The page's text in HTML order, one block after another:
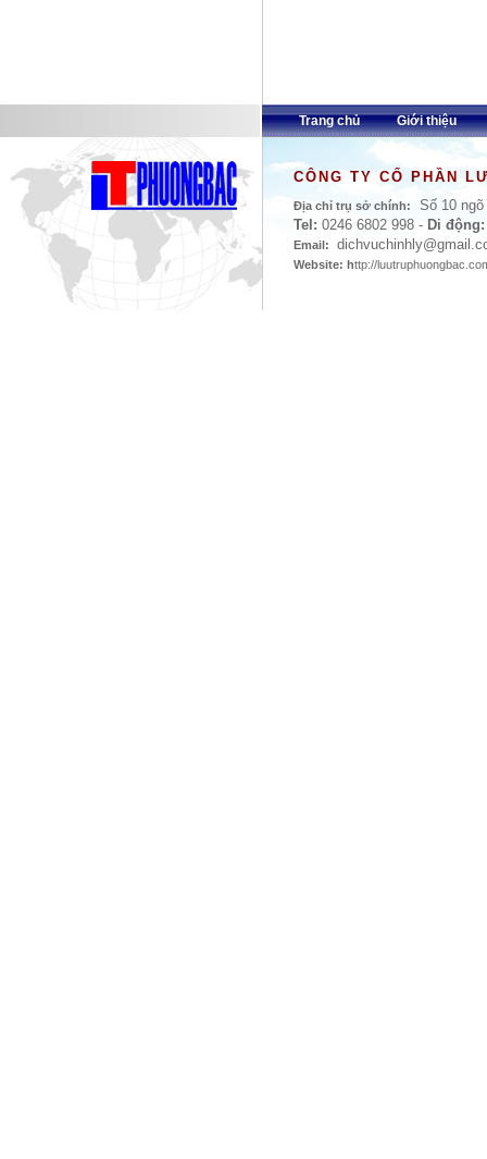
Trang chủ Giới thiệu
CÔNG TY CỔ PHẦN
Địa chỉ trụ sở chính:
Số 10
Tel: 0246 6802 998 - Di động:
Email: dichvuchinhly
Website: http://